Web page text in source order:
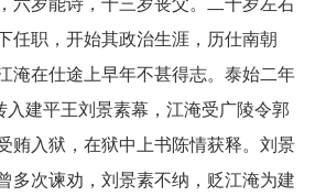
任职，开始其政治生涯，历仕南朝
淹在仕途上早年不甚得志。泰始二年
入建平王刘景素幕，江淹受广陵令郭
贿入狱，在狱中上书陈情获释。刘景
多次谏劝，刘景素不纳，贬江淹为建